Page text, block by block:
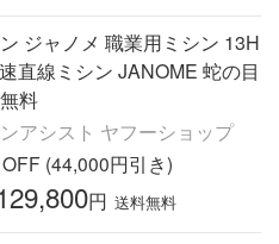
ノメ 職業用ミシン 13H
直線ミシン JANOME 蛇の目
料
アシスト ヤフーショップ
(44,000円引き)
円 送料無料